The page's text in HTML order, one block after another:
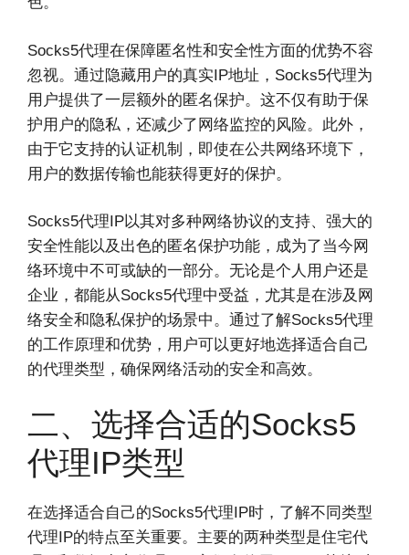
Socks5代理在保障匿名性和安全性方面的优势不容
忽视。通过隐藏用户的真实IP地址，Socks5代理为
用户提供了一层额外的匿名保护。这不仅有助于保
护用户的隐私，还减少了网络监控的风险。此外，
由于它支持的认证机制，即使在公共网络环境下，
用户的数据传输也能获得更好的保护。
Socks5代理IP以其对多种网络协议的支持、强大的
安全性能以及出色的匿名保护功能，成为了当今网
络环境中不可或缺的一部分。无论是个人用户还是
企业，都能从Socks5代理中受益，尤其是在涉及网
络安全和隐私保护的场景中。通过了解Socks5代理
的工作原理和优势，用户可以更好地选择适合自己
的代理类型，确保网络活动的安全和高效。
二、选择合适的Socks5
代理IP类型
在选择适合自己的Socks5代理IP时，了解不同类型
代理IP的特点至关重要。主要的两种类型是住宅代